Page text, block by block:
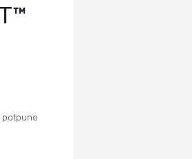
potpune